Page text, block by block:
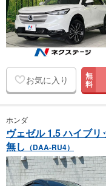
お気に入り 無
料
ホンダ
ヴェゼル 1.5 ハイブ
無し （DAA-RU4）